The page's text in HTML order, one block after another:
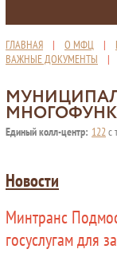
ГЛАВНАЯ | О МФЦ |
ВАЖНЫЕ ДОКУМЕНТЫ
Единый колл-центр: 122с
Новости
Минтранс
госуслугам для